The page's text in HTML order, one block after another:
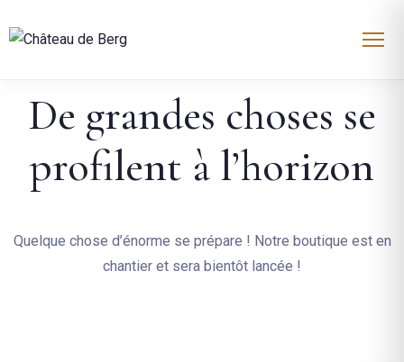
De grandes choses se
profilent à l’horizon
Quelque chose d’énorme se prépare ! Notre boutique est en
chantier et sera bientôt lancée !